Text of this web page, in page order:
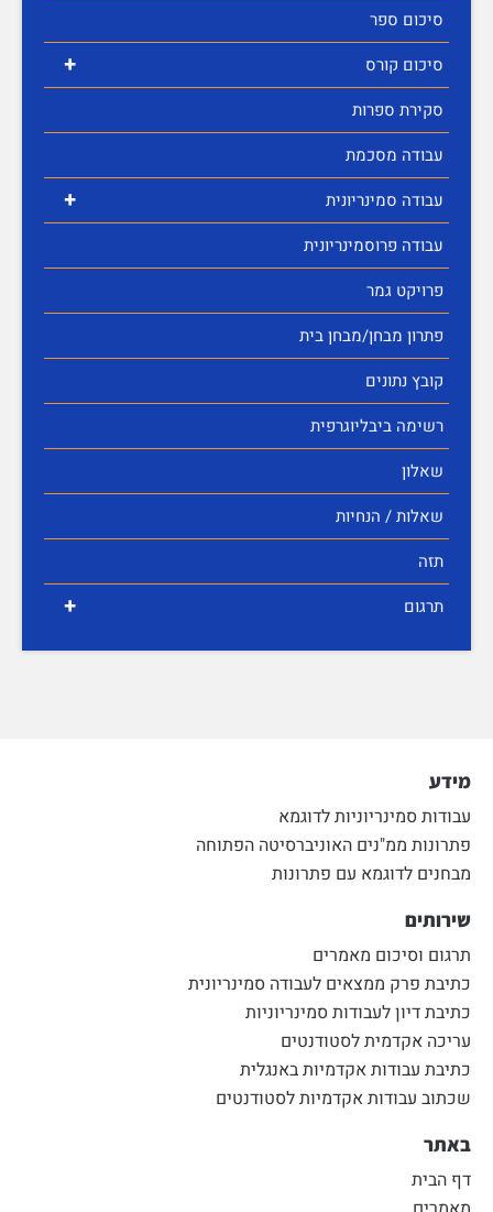
סיכום ספר
+
סיכום קורס
סקירת ספרות
עבודה מסכמת
+
עבודה סמינריונית
עבודה פרוסמינריונית
פרויקט גמר
פתרון מבחן/מבחן בית
קובץ נתונים
רשימה ביבליוגרפית
שאלון
שאלות / הנחיות
תזה
+ תרגום
מידע
עבודות סמינריוניות לדוגמא
פתרונות ממ"נים האוניברסיטה הפתוחה
מבחנים לדוגמא עם פתרונות
שירותים
תרגום וסיכום מאמרים
כתיבת פרק ממצאים לעבודה סמינריונית
כתיבת דיון לעבודות סמינריוניות
עריכה אקדמית לסטודנטים
כתיבת עבודות אקדמיות באנגלית
שכתוב עבודות אקדמיות לסטודנטים
באתר
דף הבית